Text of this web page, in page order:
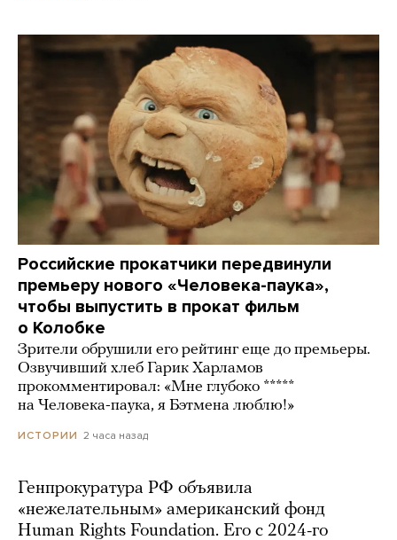
Российские прокатчики передвинули
премьеру нового «Человека-паука»,
чтобы выпустить в прокат фильм
о Колобке
Зрители обрушили его рейтинг еще до премьеры.
Озвучивший хлеб Гарик Харламов
прокомментировал: «Мне глубоко *****
на Человека-паука, я Бэтмена люблю!»
ИСТОРИИ 2 часа назад
Генпрокуратура РФ объявила
«нежелательным» американский фонд
Human Rights Foundation. Его с 2024-го